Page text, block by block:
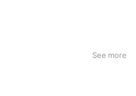
See more